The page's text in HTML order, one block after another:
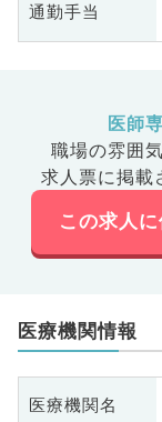
通勤手当
医師
職場の雰囲
求人票に掲載
この求人
医療機関情報
医療機関名